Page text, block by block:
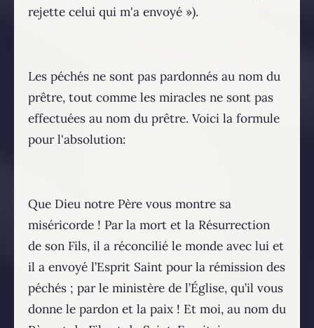
rejette celui qui m'a envoyé »).
Les péchés ne sont pas pardonnés au nom du
prêtre, tout comme les miracles ne sont pas
effectuées au nom du prêtre. Voici la formule
pour l'absolution:
Que Dieu notre Père vous montre sa
miséricorde ! Par la mort et la Résurrection
de son Fils, il a réconcilié le monde avec lui et
il a envoyé l’Esprit Saint pour la rémission des
péchés ; par le ministère de l’Église, qu’il vous
donne le pardon et la paix ! Et moi, au nom du